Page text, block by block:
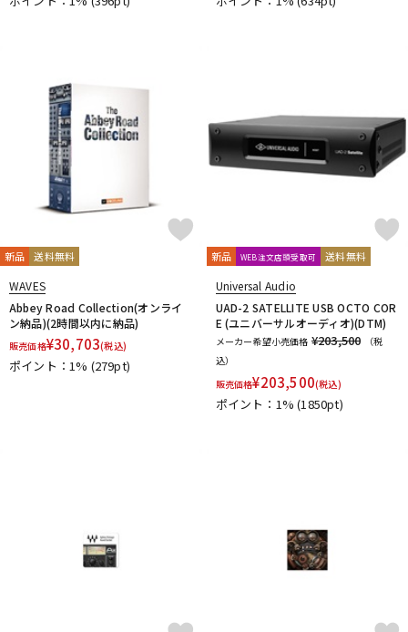
新品 送料無料
WAVES
Abbey Road Collection(オンライ
ン納品)(2時間以内に納品)
販売価格¥30,703(税込)
ポイント：1% (279pt)
新品 WEB注文店頭受取可 送料無料
Universal Audio
UAD-2 SATELLITE USB OCTO COR
E (ユニバーサルオーディオ)(DTM)
メーカー希望小売価格 ¥203,500
（税
込）
販売価格¥203,500(税込)
ポイント：1%(1850pt)